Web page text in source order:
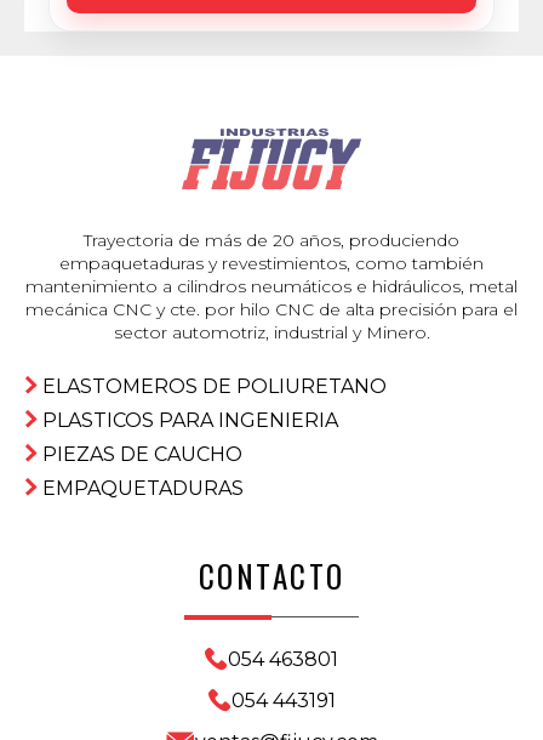
Trayectoria de más de 20 años, produciendo
empaquetaduras y revestimientos, como también
mantenimiento a cilindros neumáticos e hidráulicos, metal
mecánica CNC y cte. por hilo CNC de alta precisión para el
sector automotriz, industrial y Minero.
ELASTOMEROS DE POLIURETANO
PLASTICOS PARA INGENIERIA
PIEZAS DE CAUCHO
EMPAQUETADURAS
CONTACTO
054 463801
054 443191